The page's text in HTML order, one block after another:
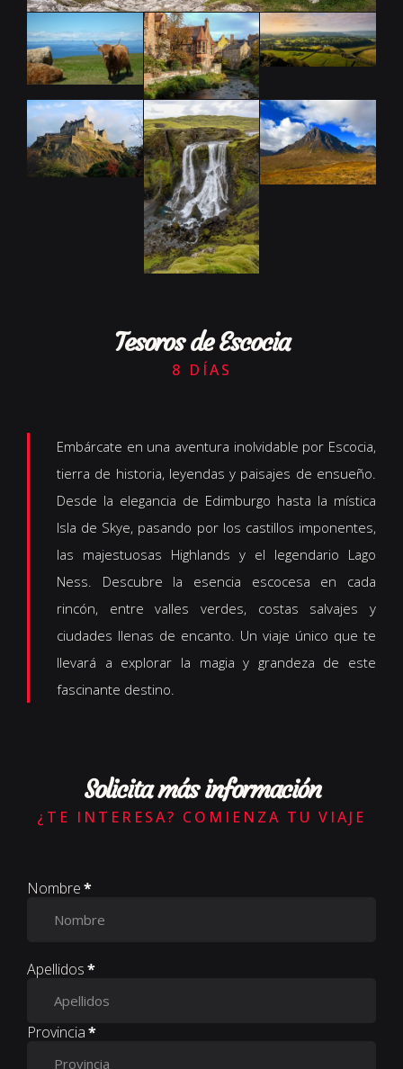
Tesoros de Escocia
8 DÍAS
Embárcate en una aventura inolvidable por Escocia,
tierra de historia, leyendas y paisajes de ensueño.
Desde la elegancia de Edimburgo hasta la mística
Isla de Skye, pasando por los castillos imponentes,
las majestuosas Highlands y el legendario Lago
Ness. Descubre la esencia escocesa en cada
rincón, entre valles verdes, costas salvajes y
ciudades llenas de encanto. Un viaje único que te
llevará a explorar la magia y grandeza de este
fascinante destino.
Solicita más información
¿TE INTERESA? COMIENZA TU VIAJE
Nombre*
Apellidos*
Provincia*